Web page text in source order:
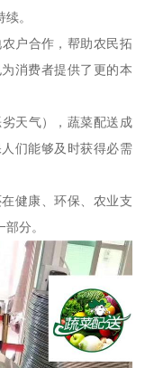
。
户合作，帮助农民拓
消费者提供了更的本
天气），蔬菜配送成
们能够及时获得必需
健康、环保、农业支
分。